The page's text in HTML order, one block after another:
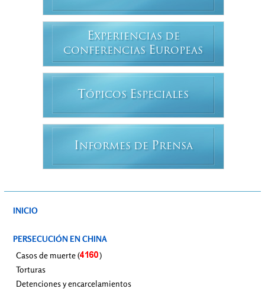
EXPERIENCIAS DE
CONFERENCIAS EUROPEAS
T ÓPICOS ESPECIALES
INFORMES DE PRENSA
INICIO
PERSECUCIÓN EN CHINA
Casos de muerte (
)
Torturas
Detenciones y encarcelamientos